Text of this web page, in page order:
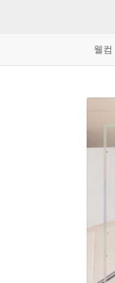
웰컴